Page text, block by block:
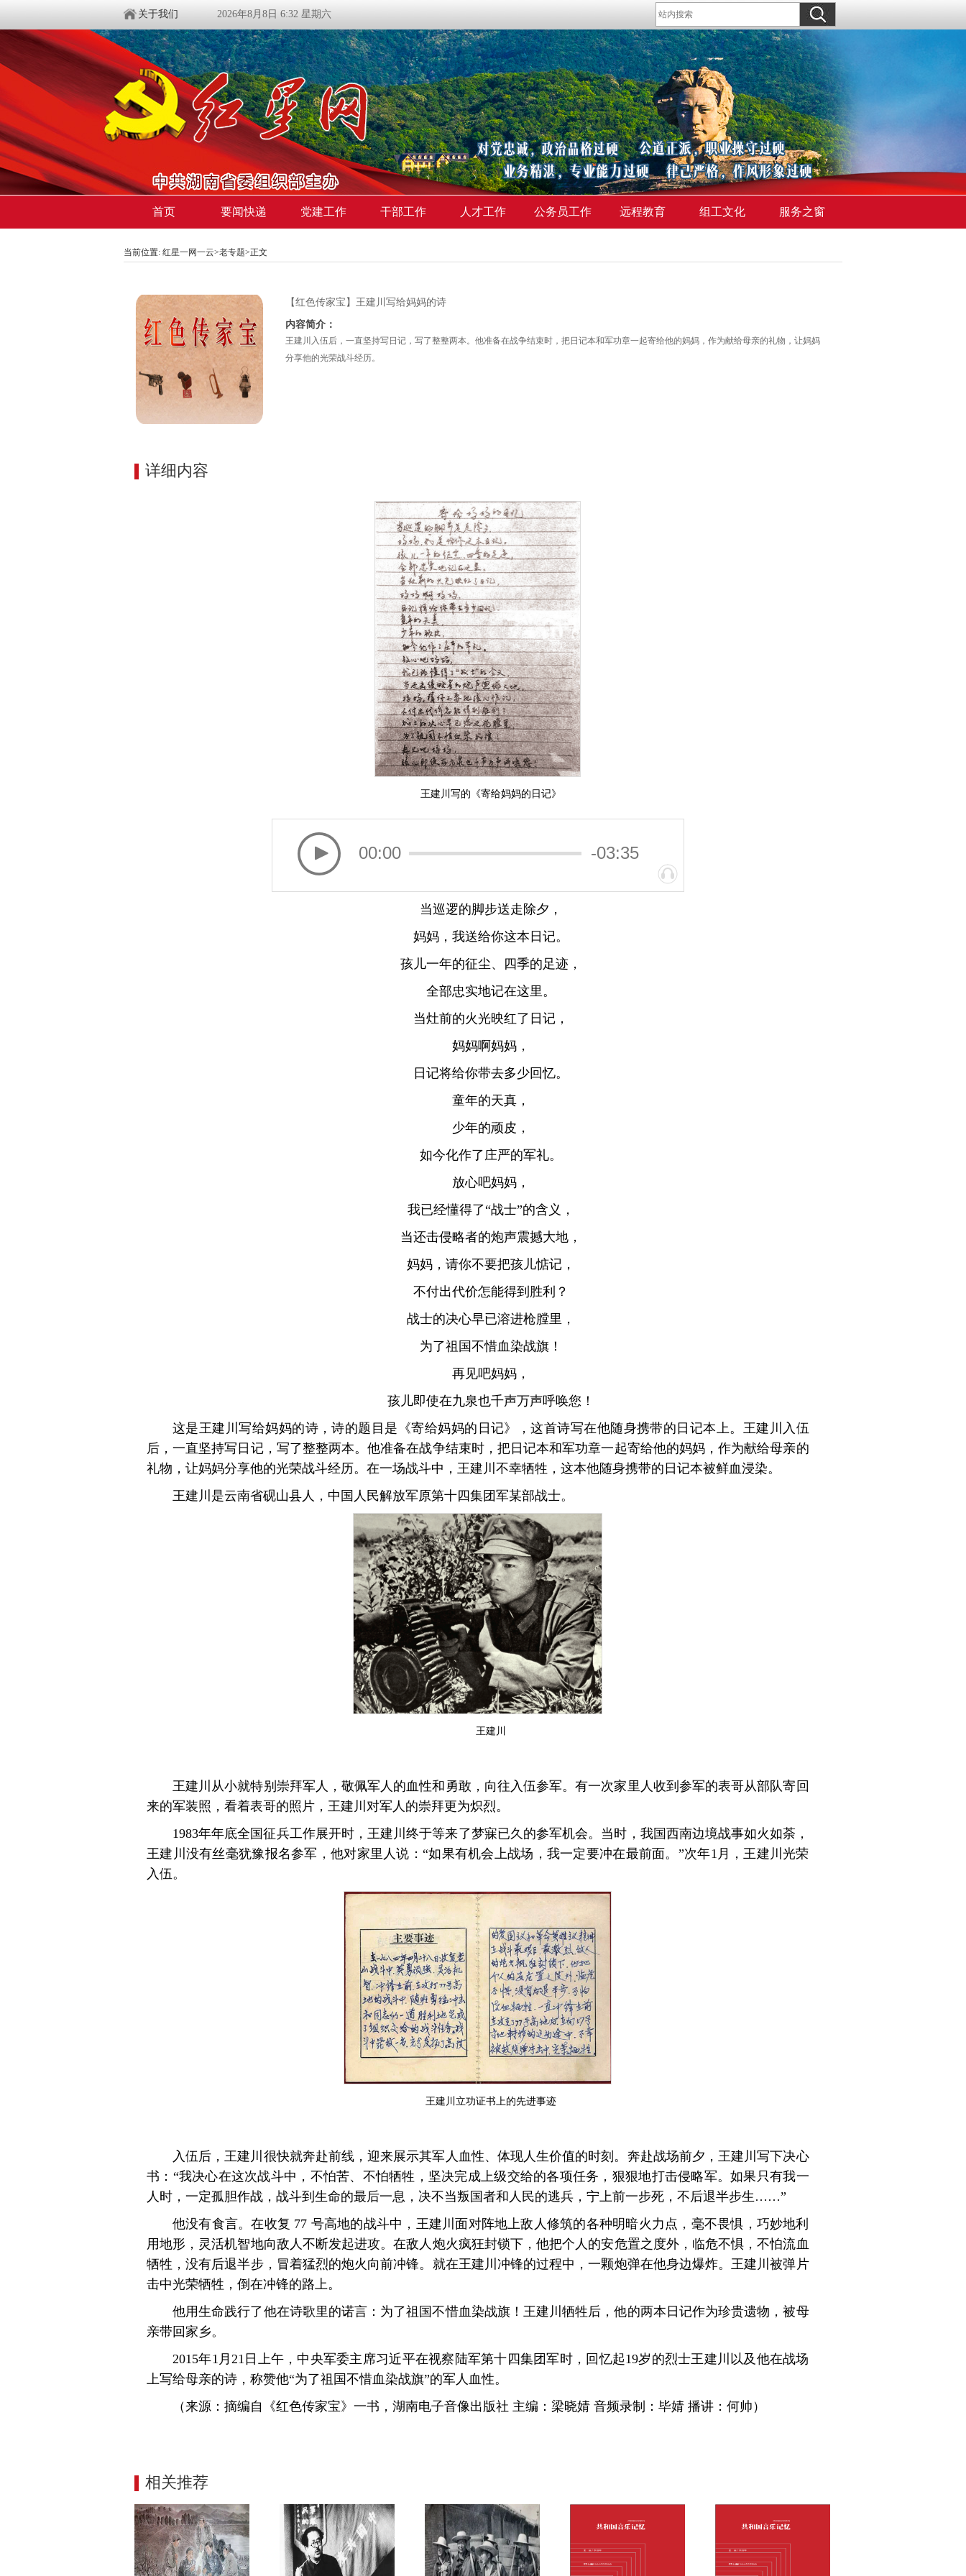
关于我们 2026年8月8日 6:32 星期六
首页 要闻快递 党建工作 干部工作 人才工作 公务员工作 远程教育 组工文化 服务之窗
当前位置: 红星一网一云>老专题>正文
【红色传家宝】王建川写给妈妈的诗
内容简介：
王建川入伍后，一直坚持写日记，写了整整两本。他准备在战争结束时，把日记本和军功章一起寄给他的妈妈，作为献给母亲的礼物，让妈妈
分享他的光荣战斗经历。
详细内容
王建川写的《寄给妈妈的日记》
00:00 -03:35
当巡逻的脚步送走除夕，
妈妈，我送给你这本日记。
孩儿一年的征尘、四季的足迹，
全部忠实地记在这里。
当灶前的火光映红了日记，
妈妈啊妈妈，
日记将给你带去多少回忆。
童年的天真，
少年的顽皮，
如今化作了庄严的军礼。
放心吧妈妈，
我已经懂得了“战士”的含义，
当还击侵略者的炮声震撼大地，
妈妈，请你不要把孩儿惦记，
不付出代价怎能得到胜利？
战士的决心早已溶进枪膛里，
为了祖国不惜血染战旗！
再见吧妈妈，
孩儿即使在九泉也千声万声呼唤您！
这是王建川写给妈妈的诗，诗的题目是《寄给妈妈的日记》，这首诗写在他随身携带的日记本上。王建川入伍
后，一直坚持写日记，写了整整两本。他准备在战争结束时，把日记本和军功章一起寄给他的妈妈，作为献给母亲的
礼物，让妈妈分享他的光荣战斗经历。在一场战斗中，王建川不幸牺牲，这本他随身携带的日记本被鲜血浸染。
王建川是云南省砚山县人，中国人民解放军原第十四集团军某部战士。
王建川
王建川从小就特别崇拜军人，敬佩军人的血性和勇敢，向往入伍参军。有一次家里人收到参军的表哥从部队寄回
来的军装照，看着表哥的照片，王建川对军人的崇拜更为炽烈。
1983年年底全国征兵工作展开时，王建川终于等来了梦寐已久的参军机会。当时，我国西南边境战事如火如荼，
王建川没有丝毫犹豫报名参军，他对家里人说：“如果有机会上战场，我一定要冲在最前面。”次年1月，王建川光荣
入伍。
王建川立功证书上的先进事迹
入伍后，王建川很快就奔赴前线，迎来展示其军人血性、体现人生价值的时刻。奔赴战场前夕，王建川写下决心
书：“我决心在这次战斗中，不怕苦、不怕牺牲，坚决完成上级交给的各项任务，狠狠地打击侵略军。如果只有我一
人时，一定孤胆作战，战斗到生命的最后一息，决不当叛国者和人民的逃兵，宁上前一步死，不后退半步生……”
他没有食言。在收复 77 号高地的战斗中，王建川面对阵地上敌人修筑的各种明暗火力点，毫不畏惧，巧妙地利
用地形，灵活机智地向敌人不断发起进攻。在敌人炮火疯狂封锁下，他把个人的安危置之度外，临危不惧，不怕流血
牺牲，没有后退半步，冒着猛烈的炮火向前冲锋。就在王建川冲锋的过程中，一颗炮弹在他身边爆炸。王建川被弹片
击中光荣牺牲，倒在冲锋的路上。
他用生命践行了他在诗歌里的诺言：为了祖国不惜血染战旗！王建川牺牲后，他的两本日记作为珍贵遗物，被母
亲带回家乡。
2015年1月21日上午，中央军委主席习近平在视察陆军第十四集团军时，回忆起19岁的烈士王建川以及他在战场
上写给母亲的诗，称赞他“为了祖国不惜血染战旗”的军人血性。
（来源：摘编自《红色传家宝》一书，湖南电子音像出版社 主编：梁晓婧 音频录制：毕婧 播讲：何帅）
相关推荐